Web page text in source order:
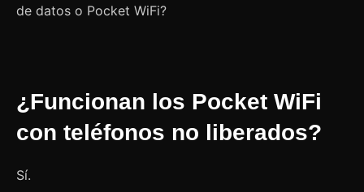
de datos o Pocket WiFi?
¿Funcionan los Pocket WiFi
con teléfonos no liberados?
Sí.